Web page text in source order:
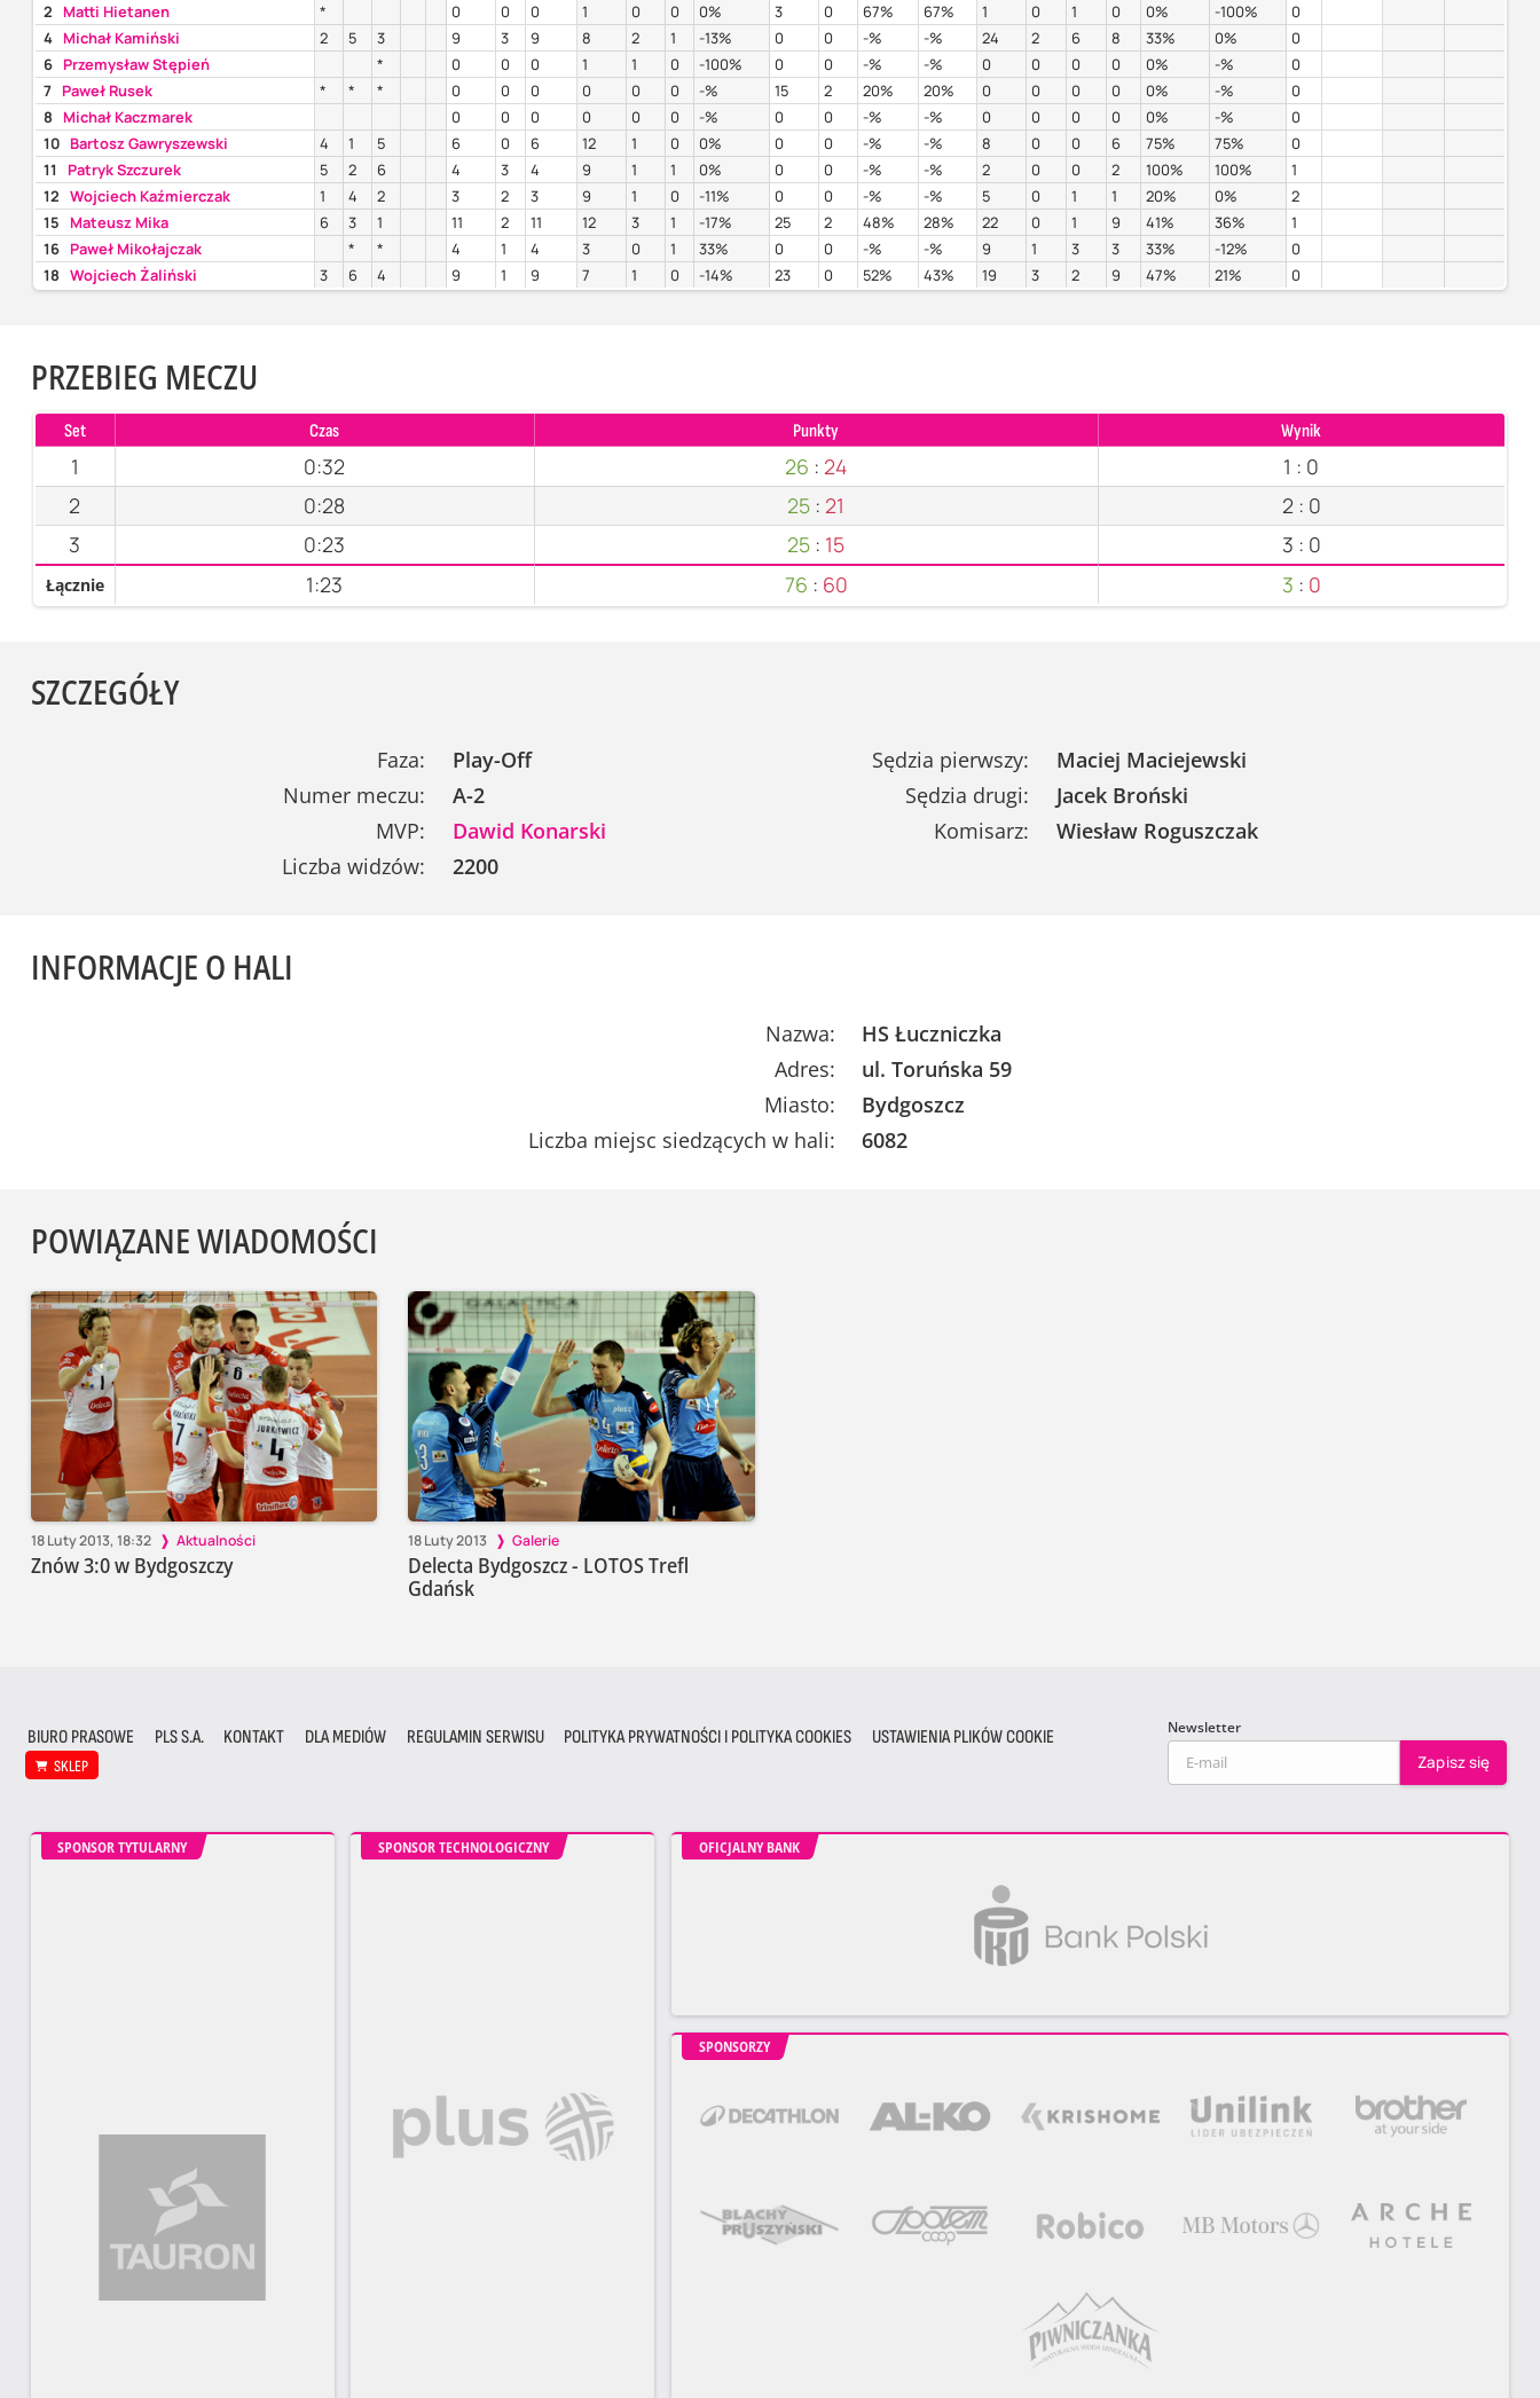
2
Matti Hietanen * 0 0 0 1 0 0 0% 3 0 67% 67% 1 0 1 0 0% -100%
0
4 Michał Kamiński 2 5 3 9 3 9 8 2 1 -13% 0 0 -% -% 24 2 6 8 33% 0%
0
6 Przemysław Stępień * 0 0 0 1 1 0 -100% 0 0 -% -% 0 0 0 0 0% -%
0
7 Paweł Rusek * * * 0 0 0 0 0 0 -% 15 2 20% 20% 0 0 0 0 0% -%
0
8
Michał Kaczmarek 0 0 0 0 0 0 -% 0 0 -% -% 0 0 0 0 0% -%
0
10 Bartosz Gawryszewski 4 1 5 6 0 6 12 1 0 0% 0 0 -% -% 8 0 0 6 75% 75%
0
11
Patryk Szczurek 5 2 6 4 3 4 9 1 1 0% 0 0 -% -% 2 0 0 2 100% 100%
1
12 Wojciech Kaźmierczak 1 4 2 3 2 3 9 1 0 -11% 0 0 -% -% 5 0 1 1 20% 0%
2
15
Mateusz Mika 6 3 1 11 2 11 12 3 1 -17% 25 2 48% 28% 22 0 1 9 41% 36%
1
16 Paweł Mikołajczak * * 4 1 4 3 0 1 33% 0 0 -% -% 9 1 3 3 33% -12%
0
18 Wojciech Żaliński 3 6 4 9 1 9 7 1 0 -14% 23 0 52% 43% 19 3 2 9 47% 21% 0
PRZEBIEG MECZU
Set Czas Punkty Wynik
1 0:32 26 : 24 1 : 0
2
0:28 25 : 21 2 : 0
3
0:23 25 : 15 3 : 0
Łącznie 1:23 76 : 60 3 : 0
SZCZEGÓŁY
Faza:
Play-Off
Numer meczu:
A-2
MVP:
Dawid Konarski
Liczba widzów:
2200
Sędzia pierwszy:
Maciej Maciejewski
Sędzia drugi:
Jacek Broński
Komisarz:
Wiesław Roguszczak
INFORMACJE O HALI
Nazwa:
HS Łuczniczka
Adres:
ul. Toruńska 59
Miasto:
Bydgoszcz
Liczba miejsc siedzących w hali:
6082
POWIĄZANE WIADOMOŚCI
18 Luty 2013, 18:32 Aktualności
Znów 3:0 w Bydgoszczy
18 Luty 2013 Galerie
Delecta Bydgoszcz - LOTOS Trefl
Gdańsk
BIURO PRASOWE PLS S.A. KONTAKT DLA MEDIÓW REGULAMIN SERWISU POLITYKA PRYWATNOŚCI I POLITYKA COOKIES USTAWIENIA PLIKÓW COOKIE
SKLEP
Newsletter
SPONSOR TYTULARNY SPONSOR TECHNOLOGICZNY OFICJALNY BANK
SPONSORZY